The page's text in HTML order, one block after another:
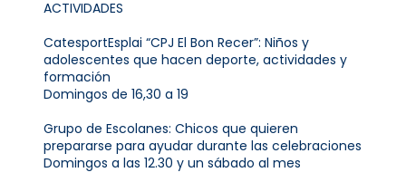
ACTIVIDADES
CatesportEsplai “CPJ El Bon Recer”: Niños y
adolescentes que hacen deporte, actividades y
formación
Domingos de 16,30 a 19
Grupo de Escolanes: Chicos que quieren
prepararse para ayudar durante las celebraciones
Domingos a las 12.30 y un sábado al mes